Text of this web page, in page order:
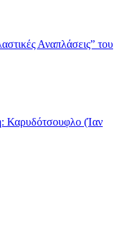
Αναπλάσεις” του
Καρυδότσουφλο (Ίαν